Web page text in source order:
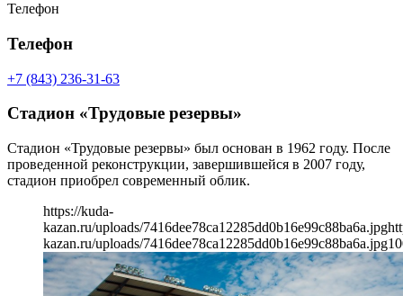
Телефон
Телефон
+7 (843) 236-31-63
Стадион «Трудовые резервы»
Стадион «Трудовые резервы» был основан в 1962 году. После
проведенной реконструкции, завершившейся в 2007 году,
стадион приобрел современный облик.
https://kuda-
kazan.ru/uploads/7416dee78ca12285dd0b16e99c88ba6a.jpg
kazan.ru/uploads/7416dee78ca12285dd0b16e99c88ba6a.jpg